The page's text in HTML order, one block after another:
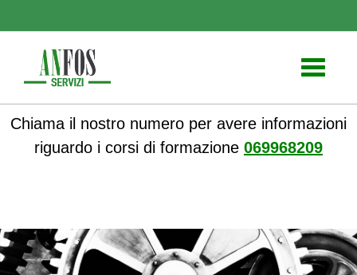
Toggle
Chiama il nostro numero per avere informazioni
riguardo i corsi di formazione 069968209